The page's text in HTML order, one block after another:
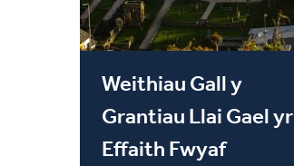
Weithiau Gall y
Grantiau Llai Gael yr
Effaith Fwyaf